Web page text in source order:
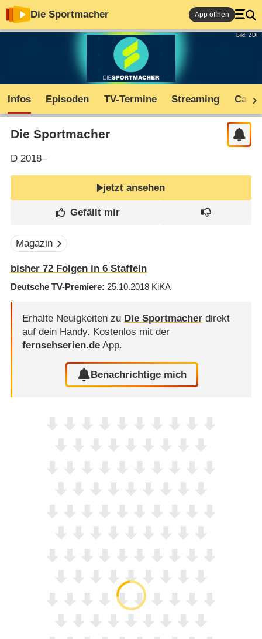
Die Sportmacher App öffnen
Bild: ZDF
Infos Episoden TV-Termine Streaming Cast
Die Sportmacher
D2018–
jetzt ansehen
Magazin
bisher 72Folgen in 6Staffeln
Deutsche TV-Premiere 25.10.2018 KiKA
Erhalte Neuigkeiten zu Die Sportmacherdirekt
auf dein Handy. Kostenlos mit der
fernsehserien.deApp.
Benachrichtige mich